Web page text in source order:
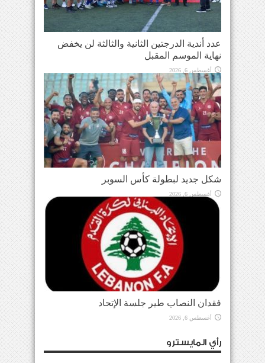
عدد أندية الدرجتين الثانية والثالثة لن يخفض
نهاية الموسم المقبل
أغسطس 6, 2026
شكل جديد لبطولة كأس السوبر
أغسطس 6, 2026
فقدان النصاب طير جلسة الإتحاد
أغسطس 6, 2026
رأي المايسترو